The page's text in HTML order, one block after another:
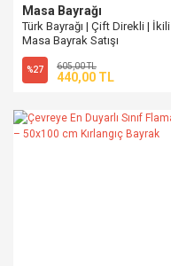
Masa Bayrağı
Türk Bayrağı | Çift Direkli | İkili
Masa Bayrak Satışı
%27 605,00 TL
440,00 TL